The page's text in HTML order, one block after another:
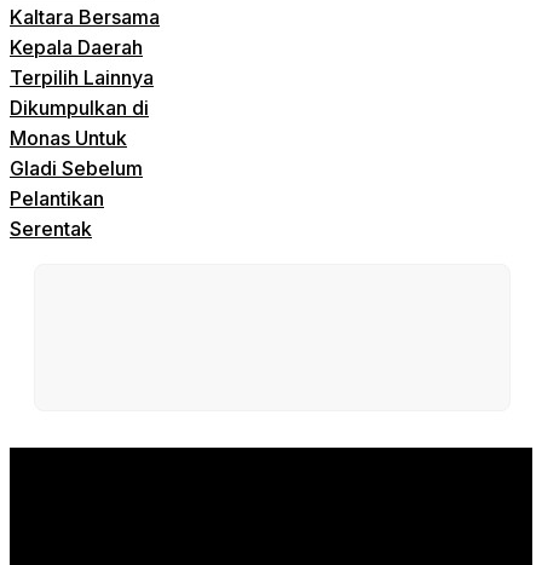
Kaltara Bersama
Kepala Daerah
Terpilih Lainnya
Dikumpulkan di
Monas Untuk
Gladi Sebelum
Pelantikan
Serentak